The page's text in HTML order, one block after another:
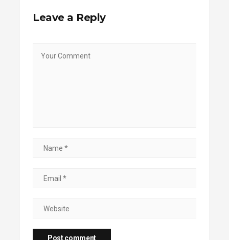
Leave a Reply